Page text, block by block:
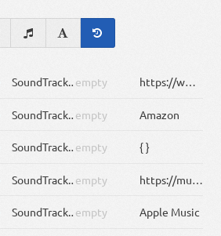
SoundTrack .Links[2].URLempty https://www.amazon.co.jp/%E3%81%8F%E3%81%A1%E3%81%A5%E3%81%91-BUCK-TICK/dp/B003TIB21G
SoundTrack .Links[2].Titleempty Amazon
SoundTrack .Links[2]empty { }
SoundTrack .Links[1].URLempty https://music.apple.com/jp/album/%E3%81%8F%E3%81%A1%E3%81%A5%E3%81%91-single/1458592317
SoundTrack .Links[1].Titleempty Apple Music